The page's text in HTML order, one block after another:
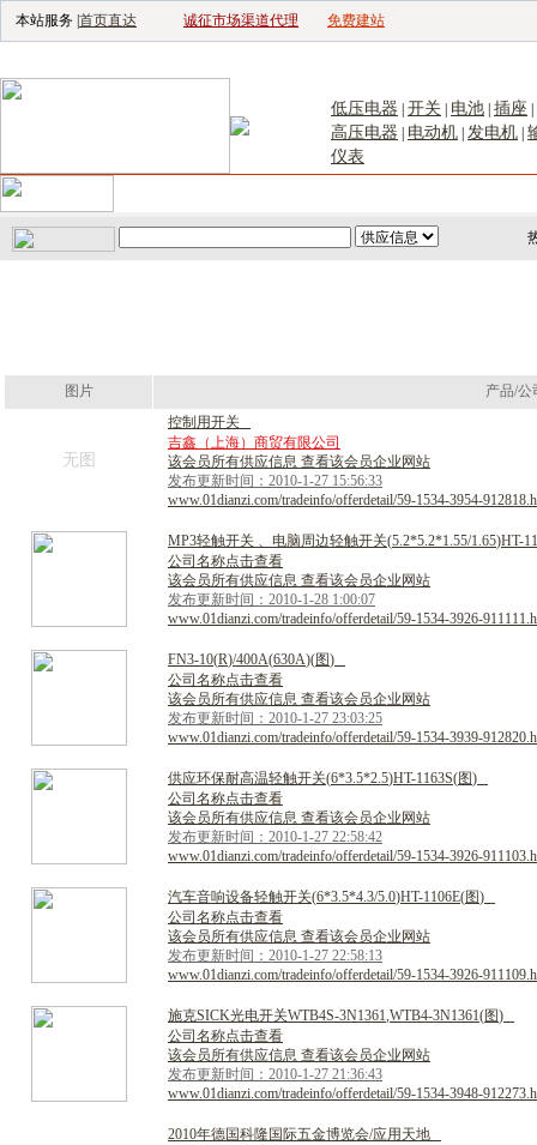
本站服务 | 首页直达 诚征市场渠道代理 免费建站
低压电器 开关 电池 插座
高压电器 电动机 发电机
仪表
图片 产品/公
无图
控制 用开关
吉鑫（上海）商贸有限公司
该会员所有供应信息 查看该会员企业网站
发布更新时间：2010-1-27 15:56:33
www.01dianzi.com/tradeinfo/offerdetail/59-1534-3954-
MP3轻触开关 、 电脑周边轻触开关(5.2*5.2*1.55/1.65)HT-11
公司名称点击查看
该会员所有供应信息 查看该会员企业网站
发布更新时间：2010-1-28 1:00:07
www.01dianzi.com/tradeinfo/offerdetail/59-1534-3926-
FN3-10(R)/400A(630A)(图)
公司名称点击查看
该会员所有供应信息 查看该会员企业网站
发布更新时间：2010-1-27 23:03:25
www.01dianzi.com/tradeinfo/offerdetail/59-1534-3939-
供应环保耐高温轻触开关(6*3.5*2.5)HT-1163S(图)
公司名称点击查看
该会员所有供应信息 查看该会员企业网站
发布更新时间：2010-1-27 22:58:42
www.01dianzi.com/tradeinfo/offerdetail/59-1534-3926-
汽车音响设备轻触开关(6*3.5*4.3/5.0)HT-1106E(图)
公司名称点击查看
该会员所有供应信息 查看该会员企业网站
发布更新时间：2010-1-27 22:58:13
www.01dianzi.com/tradeinfo/offerdetail/59-1534-3926-
施克SICK光电开关WTB4S-3N1361,WTB4-3N1361(图)
公司名称点击查看
该会员所有供应信息 查看该会员企业网站
发布更新时间：2010-1-27 21:36:43
www.01dianzi.com/tradeinfo/offerdetail/59-1534-3948-
2010年德国科隆国 际五金博览会/应用 天地